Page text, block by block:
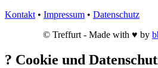
Kontakt • Impressum • Datenschutz
© Treffurt - Made with ♥ by
? Cookie und